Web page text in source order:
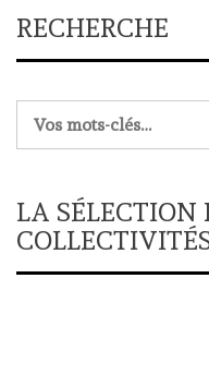
RECHERCHE
LA SÉLECTION